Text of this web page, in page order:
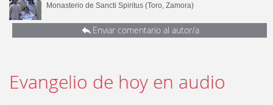
Monasterio de Sancti Spiritus (Toro, Zamora)
Enviar comentario al autor/a
Evangelio de hoy en audio